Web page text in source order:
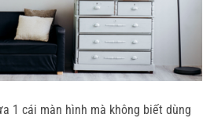
1 cái màn hình mà không biết dùng